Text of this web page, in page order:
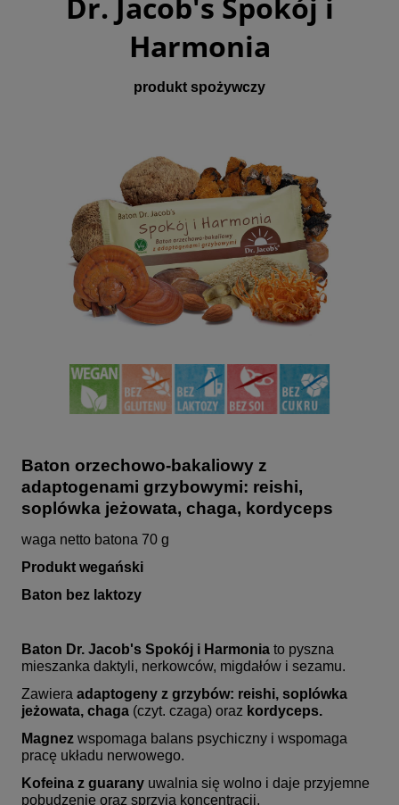
Harmonia
produkt spożywczy
Baton orzechowo-bakaliowy z
adaptogenami grzybowymi: reishi,
soplówka jeżowata, chaga, kordyceps
waga netto batona 70 g
Produkt wegański
Baton bez laktozy
Baton Dr. Jacob's Spokój i Harmonia to pyszna
mieszanka daktyli, nerkowców, migdałów i sezamu.
Zawiera adaptogeny z grzybów: reishi, soplówka
jeżowata, chaga (czyt. czaga) oraz kordyceps.
Magnez wspomaga balans psychiczny i wspomaga
pracę układu nerwowego.
Kofeina z guarany uwalnia się wolno i daje przyjemne
pobudzenie oraz sprzyja koncentracji.